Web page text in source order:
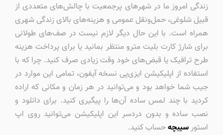
زندگی امروز ما در شهرهای پرجمعیت با چالش‌های متعددی از
قبیل شلوغی، حمل‌ونقل عمومی و هزینه‌های بالای زندگی شهری
همراه است. با این حال دیگر لازم نیست در صف‌های طولانی
برای شارژ کارت بلیت مترو منتظر بمانید یا برای پرداخت هزینه
طرح ترافیک یا قبض‌های خود وقت زیادی صرف کنید. چرا که با
استفاده از اپلیکیشن ایزی‌پی نسخه آیفون، تمامی این موارد در
جیب شما خواهد بود و می‌توانید در هر زمان و مکانی که اراده
کردید با چند لمس ساده آن‌ها را پیگیری کنید. برای دانلود و
نصب ساده و بدون دردسر این اپلیکیشن می‌توانید روی اپ
استورسیبچهحساب کنید.